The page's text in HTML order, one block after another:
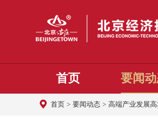
首页 要闻
首页 > 要闻动态 > 高端产业发展